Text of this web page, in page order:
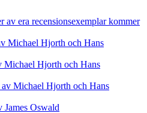
av era recensionsexemplar kommer
Michael Hjorth och Hans
Michael Hjorth och Hans
Michael Hjorth och Hans
Oswald